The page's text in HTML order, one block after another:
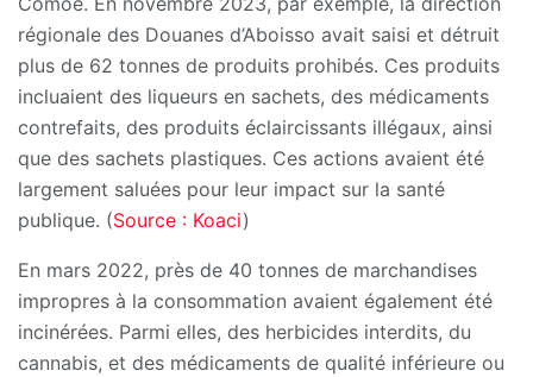
régionale des Douanes d’Aboisso avait saisi et détruit
plus de 62 tonnes de produits prohibés. Ces produits
incluaient des liqueurs en sachets, des médicaments
contrefaits, des produits éclaircissants illégaux, ainsi
que des sachets plastiques. Ces actions avaient été
largement saluées pour leur impact sur la santé
publique. (Source : Koaci)
En mars 2022, près de 40 tonnes de marchandises
impropres à la consommation avaient également été
incinérées. Parmi elles, des herbicides interdits, du
cannabis, et des médicaments de qualité inférieure ou